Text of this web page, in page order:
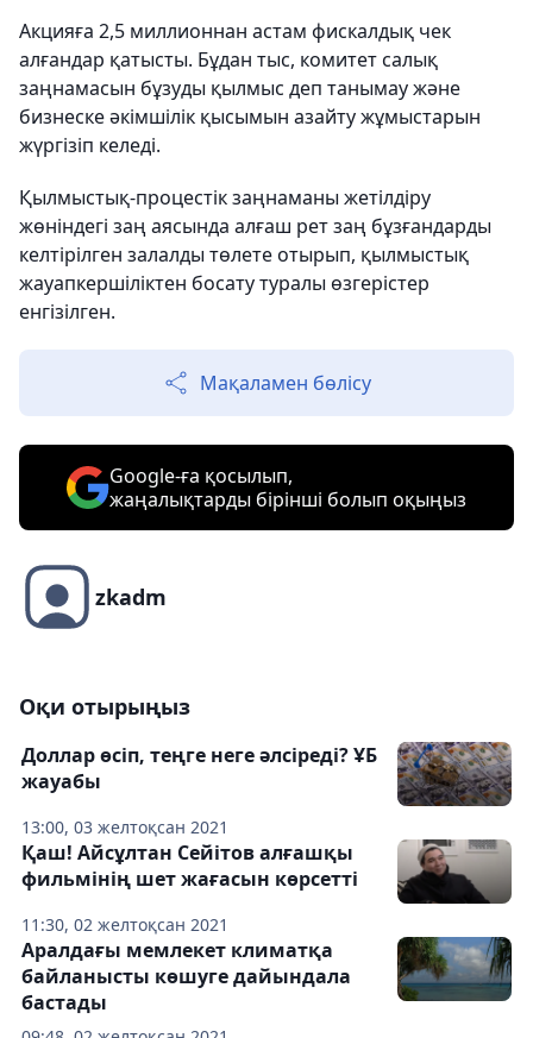
Акцияға 2,5 миллионнан астам фискалдық чек
алғандар қатысты. Бұдан тыс, комитет салық
заңнамасын бұзуды қылмыс деп танымау және
бизнеске әкімшілік қысымын азайту жұмыстарын
жүргізіп келеді.
Қылмыстық-процестік заңнаманы жетілдіру
жөніндегі заң аясында алғаш рет заң бұзғандарды
келтірілген залалды төлете отырып, қылмыстық
жауапкершіліктен босату туралы өзгерістер
енгізілген.
Мақаламен бөлісу
Google-ға қосылып,
жаңалықтарды бірінші болып оқыңыз
zkadm
Оқи отырыңыз
13:00, 03 желтоқсан 2021
Доллар өсіп, теңге неге әлсіреді? ҰБ
жауабы
11:30, 02 желтоқсан 2021
Қаш! Айсұлтан Сейітов алғашқы
фильмінің шет жағасын көрсетті
Аралдағы мемлекет климатқа
байланысты көшуге дайындала
бастады